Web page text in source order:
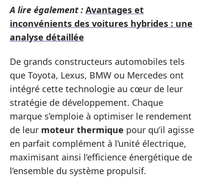
A lire également : Avantages et
inconvénients des voitures hybrides : une
analyse détaillée
De grands constructeurs automobiles tels
que Toyota, Lexus, BMW ou Mercedes ont
intégré cette technologie au cœur de leur
stratégie de développement. Chaque
marque s’emploie à optimiser le rendement
de leur moteur thermique pour qu’il agisse
en parfait complément à l’unité électrique,
maximisant ainsi l’efficience énergétique de
l’ensemble du système propulsif.